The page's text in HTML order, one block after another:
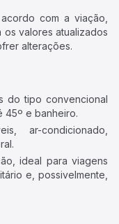
com a viação,
valores atualizados
alterações.
do tipo convencional
45º e banheiro.
ar-condicionado,
ideal para viagens
e, possivelmente,